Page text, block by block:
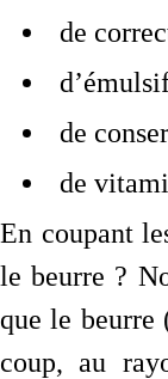
de
de
de
En coupant
le beurre ?
que le beurre
coup, au